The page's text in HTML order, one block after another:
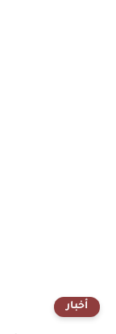
أخبار